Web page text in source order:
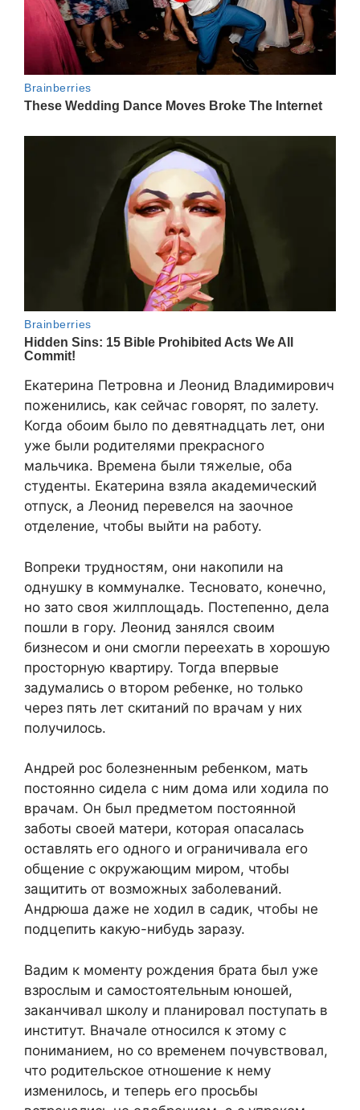
Екатерина Петровна и Леонид Владимирович
поженились, как сейчас говорят, по залету.
Когда обоим было по девятнадцать лет, они
уже были родителями прекрасного
мальчика. Времена были тяжелые, оба
студенты. Екатерина взяла академический
отпуск, а Леонид перевелся на заочное
отделение, чтобы выйти на работу.
Вопреки трудностям, они накопили на
однушку в коммуналке. Тесновато, конечно,
но зато своя жилплощадь. Постепенно, дела
пошли в гору. Леонид занялся своим
бизнесом и они смогли переехать в хорошую
просторную квартиру. Тогда впервые
задумались о втором ребенке, но только
через пять лет скитаний по врачам у них
получилось.
Андрей рос болезненным ребенком, мать
постоянно сидела с ним дома или ходила по
врачам. Он был предметом постоянной
заботы своей матери, которая опасалась
оставлять его одного и ограничивала его
общение с окружающим миром, чтобы
защитить от возможных заболеваний.
Андрюша даже не ходил в садик, чтобы не
подцепить какую-нибудь заразу.
Вадим к моменту рождения брата был уже
взрослым и самостоятельным юношей,
заканчивал школу и планировал поступать в
институт. Вначале относился к этому с
пониманием, но со временем почувствовал,
что родительское отношение к нему
изменилось, и теперь его просьбы